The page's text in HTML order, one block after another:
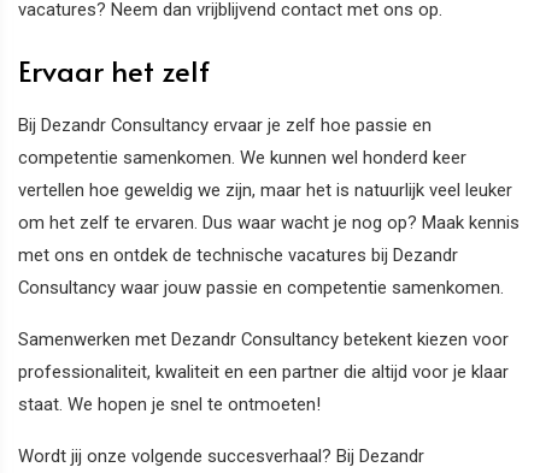
vacatures? Neem dan vrijblijvend contact met ons op.
Ervaar het zelf
Bij Dezandr Consultancy ervaar je zelf hoe passie en
competentie samenkomen. We kunnen wel honderd keer
vertellen hoe geweldig we zijn, maar het is natuurlijk veel leuker
om het zelf te ervaren. Dus waar wacht je nog op? Maak kennis
met ons en ontdek de technische vacatures bij Dezandr
Consultancy waar jouw passie en competentie samenkomen.
Samenwerken met Dezandr Consultancy betekent kiezen voor
professionaliteit, kwaliteit en een partner die altijd voor je klaar
staat. We hopen je snel te ontmoeten!
Wordt jij onze volgende succesverhaal? Bij Dezandr